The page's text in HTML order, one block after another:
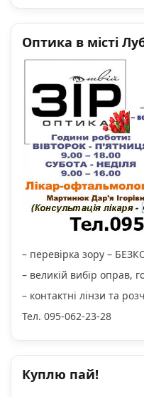
Оптика в місті
– перевірка зору –
– великій вибір оправ,
– контактні лінзи та
Тел. 095-062-23-28
Куплю пай!